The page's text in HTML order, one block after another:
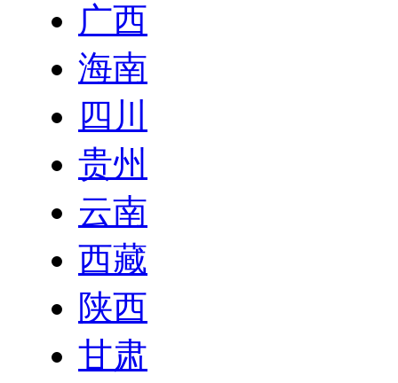
广西
海南
四川
贵州
云南
西藏
陕西
甘肃